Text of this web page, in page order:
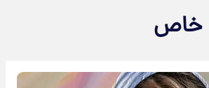
خاص